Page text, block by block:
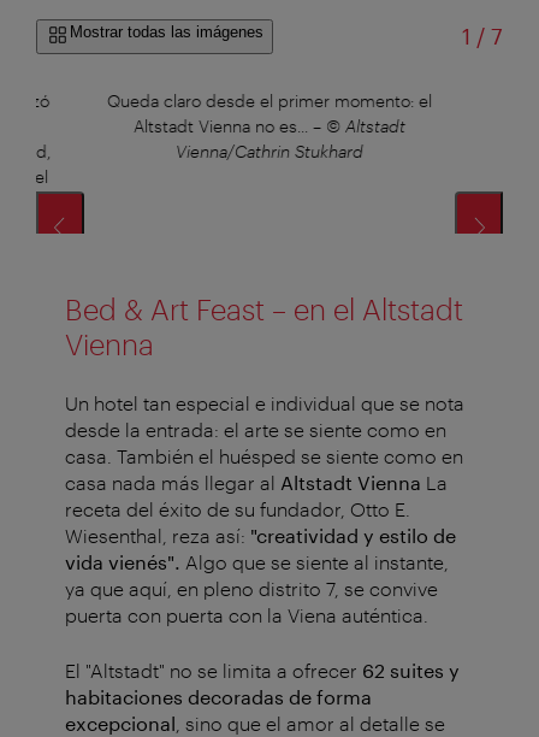
Mostrar todas las imágenes 1 /de
7
en el
Queda claro desde el primer momento: el
Altstadt Vienna no es...
– © Altstadt
Vienna/Cathrin Stukhard
Bed & Art Feast – en el Altstadt
Vienna
Un hotel tan especial e individual que se nota
desde la entrada: el arte se siente como en
casa. También el huésped se siente como en
casa nada más llegar al Altstadt Vienna La
receta del éxito de su fundador, Otto E.
Wiesenthal, reza así: "creatividad y estilo de
vida vienés". Algo que se siente al instante,
ya que aquí, en pleno distrito 7, se convive
puerta con puerta con la Viena auténtica.
El "Altstadt" no se limita a ofrecer 62 suites y
habitaciones decoradas de forma
excepcional , sino que el amor al detalle se